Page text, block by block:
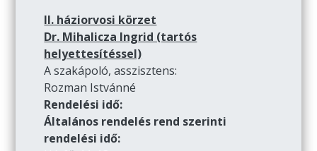
II. háziorvosi körzet
Dr. Mihalicza Ingrid (tartós
helyettesítéssel)
A szakápoló, asszisztens:
Rozman Istvánné
Rendelési idő:
Általános rendelés rend szerinti
rendelési idő: